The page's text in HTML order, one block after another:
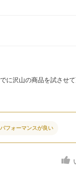
に沢山の商品を試させて
フォーマンスが良い